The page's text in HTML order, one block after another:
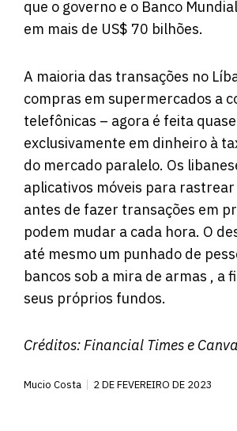
que o governo e o Banco
em mais de US$ 70 bilhões.
A maioria das transações no
compras em supermercados a
telefônicas – agora é feita quase
exclusivamente em dinheiro à
do mercado paralelo. Os
aplicativos móveis para
antes de fazer transações em
podem mudar a cada hora. O
até mesmo um punhado de
bancos sob a mira de armas , a
seus próprios fundos.
Créditos:Financial Timese
Mucio Costa 2 DE FEVEREIRO DE 2023